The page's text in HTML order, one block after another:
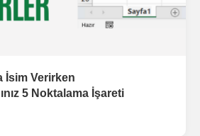
İsim Verirken
5 Noktalama İşareti